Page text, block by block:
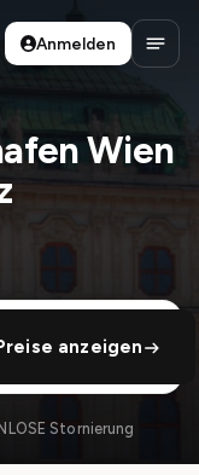
Anmelden
Wien
anzeigen
Stornierung